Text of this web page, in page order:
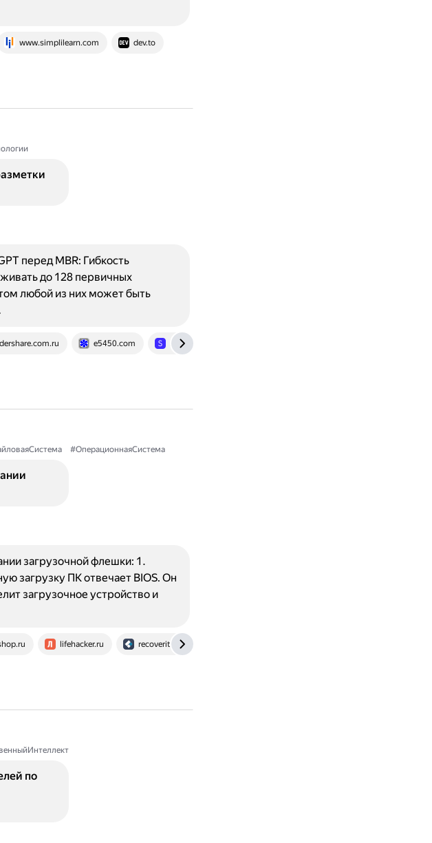
www.simplilearn.com dev.to
e5450.com skillbox.ru
перед MBR: Гибкость
до 128 первичных
любой из них может быть
#ОперационнаяСистема
lifehacker.ru recoverit.wondershare.com.ru
загрузочной флешки: 1.
загрузку ПК отвечает BIOS. Он
загрузочное устройство и
по